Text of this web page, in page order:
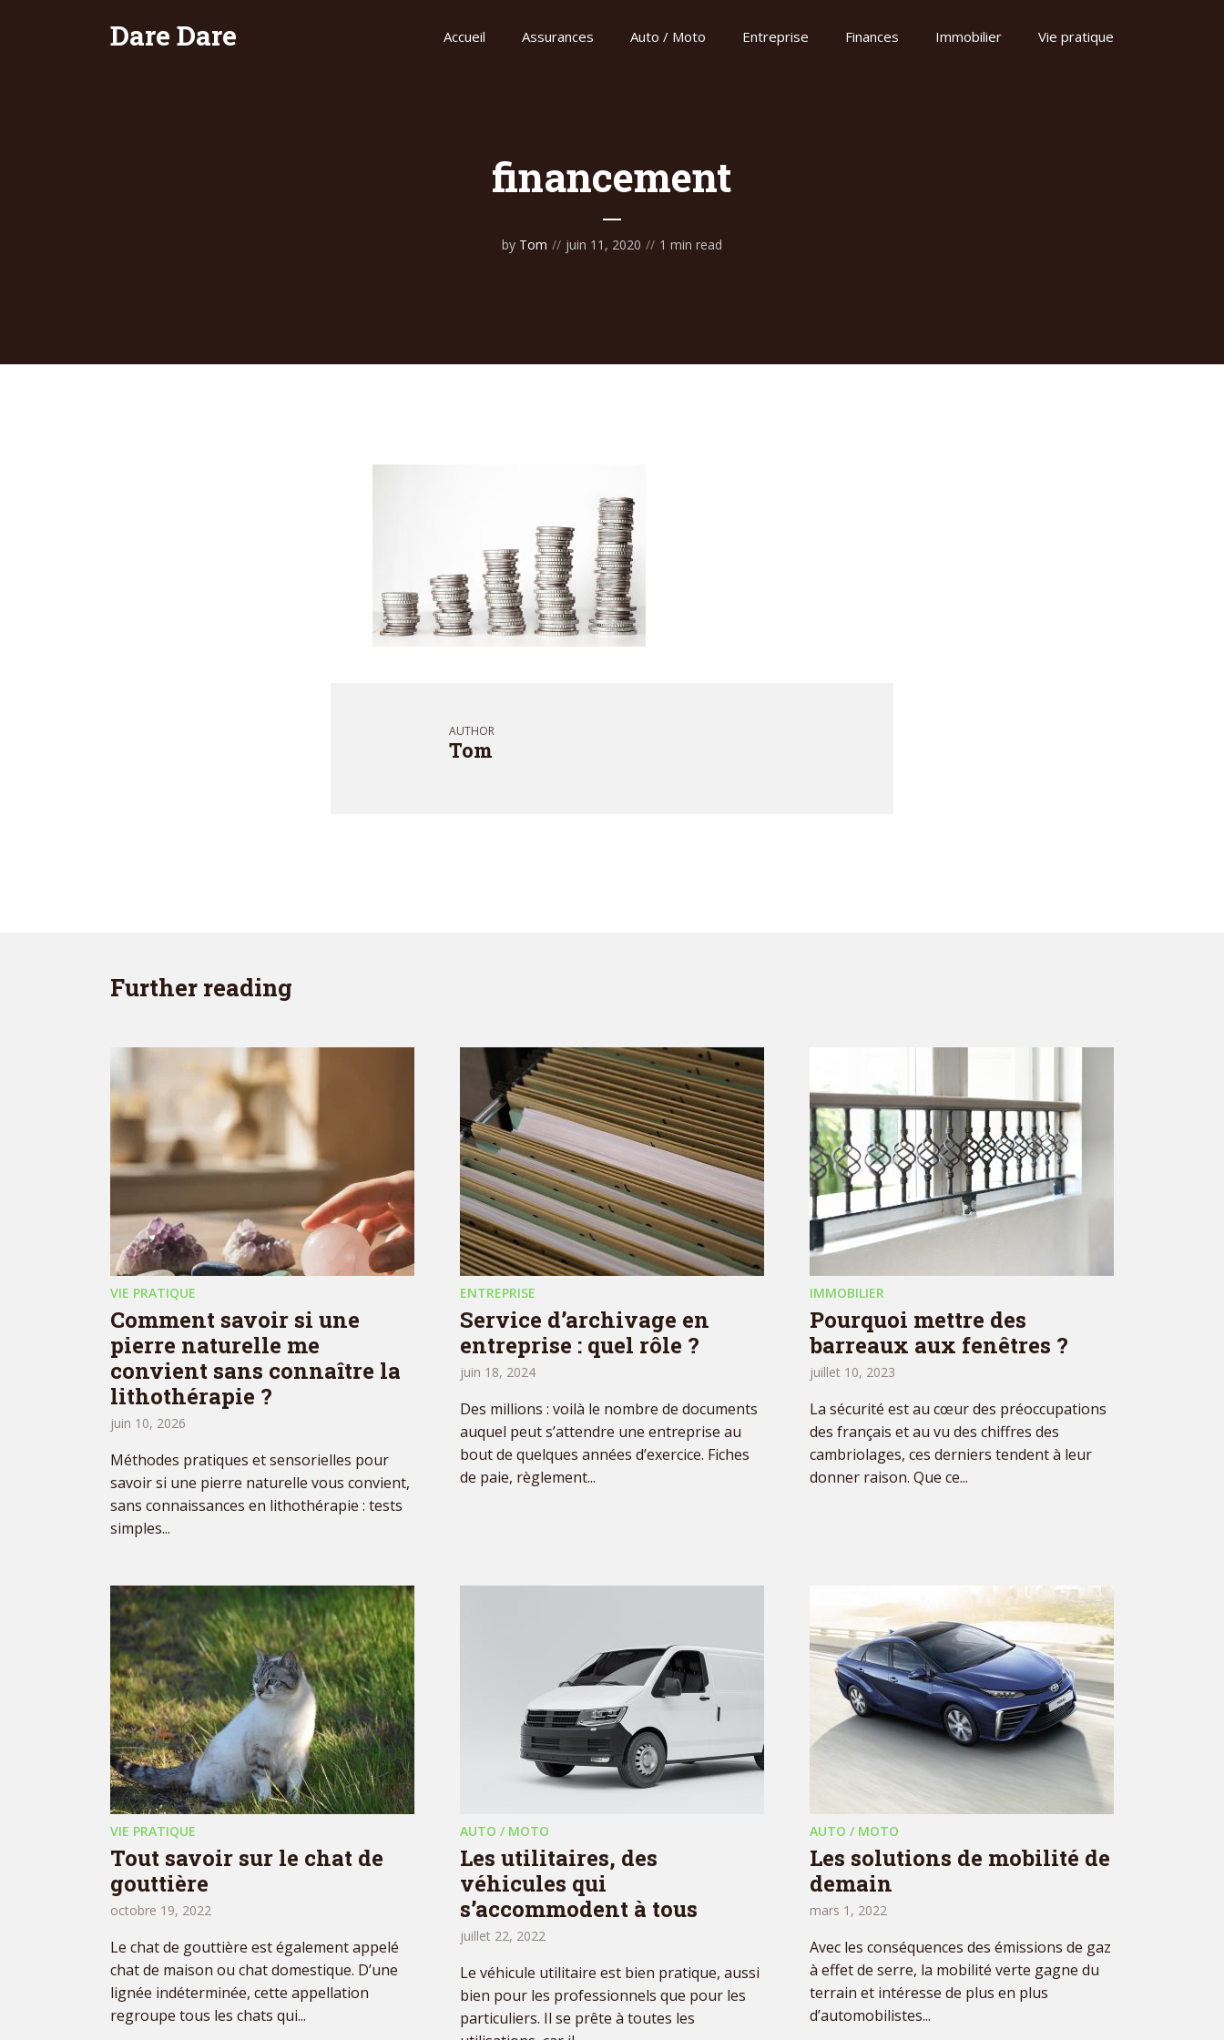
Dare Dare Accueil Assurances Auto / Moto Entreprise Finances Immobilier Vie pratique
financement
by Tom juin 11, 2020 1 min read
AUTHOR
Tom
Further reading
VIE PRATIQUE
Comment savoir si une
pierre naturelle me
convient sans connaître la
lithothérapie ?
juin 10, 2026
Méthodes pratiques et sensorielles pour
savoir si une pierre naturelle vous convient,
sans connaissances en lithothérapie : tests
simples...
ENTREPRISE
Service d’archivage en
entreprise : quel rôle ?
juin 18, 2024
Des millions : voilà le nombre de documents
auquel peut s’attendre une entreprise au
bout de quelques années d’exercice. Fiches
de paie, règlement...
IMMOBILIER
Pourquoi mettre des
barreaux aux fenêtres ?
juillet 10, 2023
La sécurité est au cœur des préoccupations
des français et au vu des chiffres des
cambriolages, ces derniers tendent à leur
donner raison. Que ce...
VIE PRATIQUE
Tout savoir sur le chat de
gouttière
octobre 19, 2022
Le chat de gouttière est également appelé
chat de maison ou chat domestique. D’une
lignée indéterminée, cette appellation
regroupe tous les chats qui...
AUTO / MOTO
Les utilitaires, des
véhicules qui
s’accommodent à tous
juillet 22, 2022
Le véhicule utilitaire est bien pratique, aussi
bien pour les professionnels que pour les
particuliers. Il se prête à toutes les
AUTO / MOTO
Les solutions de mobilité de
demain
mars 1, 2022
Avec les conséquences des émissions de gaz
à effet de serre, la mobilité verte gagne du
terrain et intéresse de plus en plus
d’automobilistes...